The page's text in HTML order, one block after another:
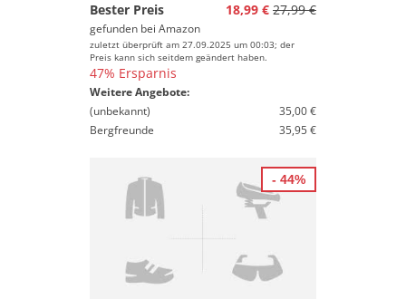
Bester Preis
18,99 € 27,99 €
gefunden bei Amazon
zuletzt überprüft am 27.09.2025 um 00:03; der
Preis kann sich seitdem geändert haben.
47% Ersparnis
Weitere Angebote:
(unbekannt)
35,00 €
Bergfreunde
35,95 €
- 44%